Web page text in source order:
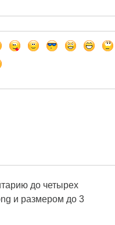
до четырех
и размером до 3